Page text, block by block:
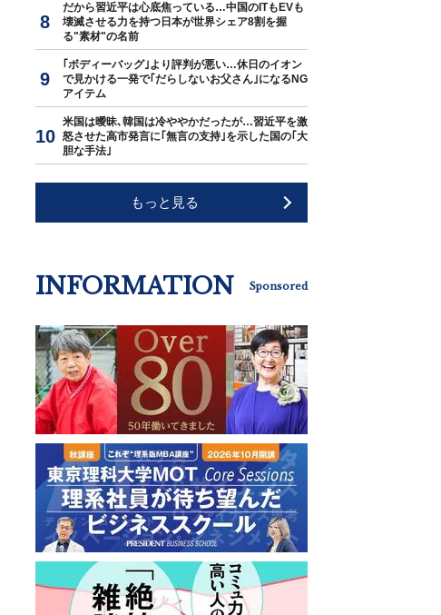
だから習近平は心底焦っている…中国のITもEVも
壊滅させる力を持つ日本が世界シェア8割を握
る"素材"の名前
｢ボディーバッグ｣より評判が悪い…休日のイオン
で見かける一発で｢だらしないお父さん｣になるNG
アイテム
米国は曖昧､韓国は冷ややかだったが…習近平を激
怒させた高市発言に｢無言の支持｣を示した国の｢大
胆な手法｣
もっと見る
INFORMATION Sponsored